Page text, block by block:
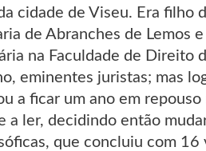
cidade de Viseu. Era filho
de Abranches de Lemos
na Faculdade de Direito
eminentes juristas; mas
a ficar um ano em
a ler, decidindo então
que concluiu com